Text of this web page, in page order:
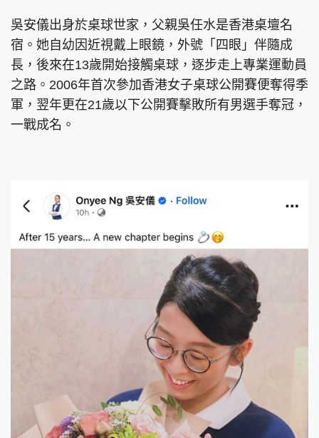
頭條日報 星島環球 The Standard
頭條搵工
使用條款
版權及免責聲明
Copyright © 東周網 版權所有 . 不得轉載
©Eastweek.com.hk. All rights reserved.
吳安儀出身於桌球世家，父親吳任水是香港桌壇名
宿。她自幼因近視戴上眼鏡，外號「四眼」伴隨成
長，後來在13歲開始接觸桌球，逐步走上專業運動員
之路。2006年首次參加香港女子桌球公開賽便奪得季
軍，翌年更在21歲以下公開賽擊敗所有男選手奪冠，
一戰成名。